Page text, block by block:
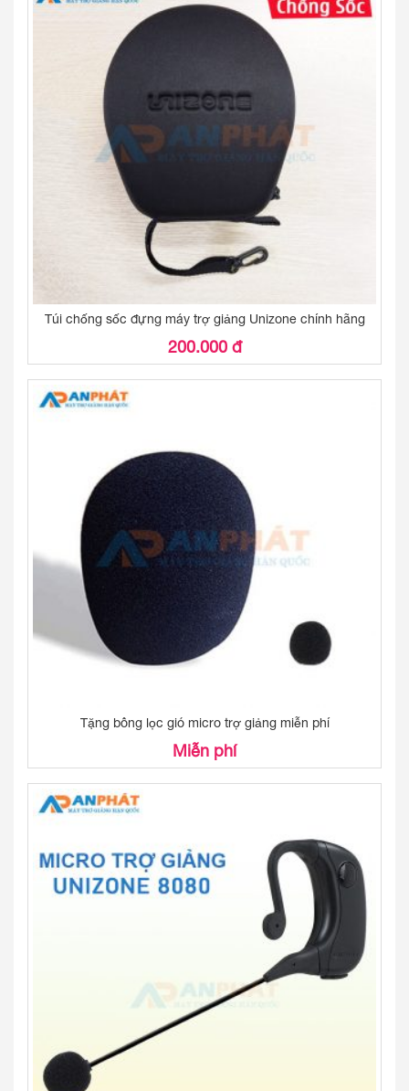
Túi chống sốc đựng máy trợ giảng Unizone chính hãng
200.000 đ
Tặng bông lọc gió micro trợ giảng miễn phí
Miễn phí